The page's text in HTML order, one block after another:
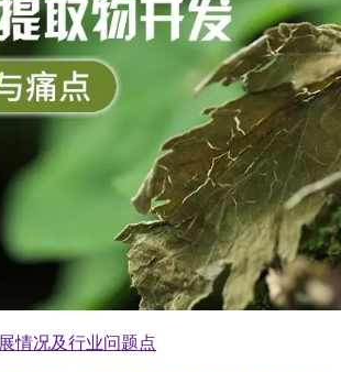
情况及行业问题点